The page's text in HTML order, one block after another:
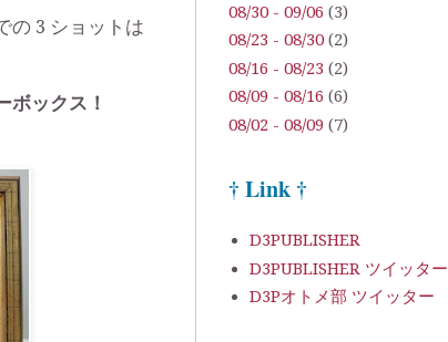
の 3 ショットは
ボックス！
08/30 - 09/06 (3)
08/23 - 08/30 (2)
08/16 - 08/23 (2)
08/09 - 08/16 (6)
08/02 - 08/09 (7)
† Link †
D3PUBLISHER
D3PUBLISHER ツイッター
D3Pオトメ部 ツイッター